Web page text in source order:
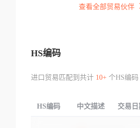
查看全部贸易伙伴
HS编码
进口贸易匹配到共计 10+个HS编码
HS编码 中文描述 交易